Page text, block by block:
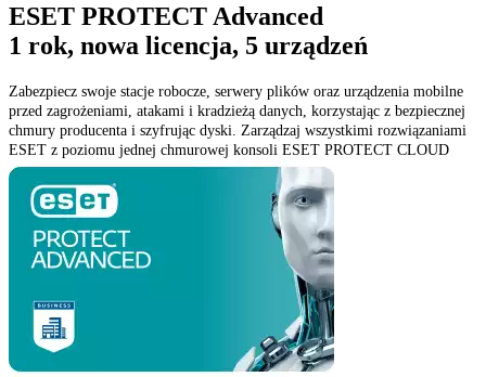
ESET PROTECT Advanced
1 rok, nowa licencja, 5 urządzeń
Zabezpiecz swoje stacje robocze, serwery plików oraz urządzenia mobilne
przed zagrożeniami, atakami i kradzieżą danych, korzystając z bezpiecznej
chmury producenta i szyfrując dyski. Zarządzaj wszystkimi rozwiązaniami
ESET z poziomu jednej chmurowej konsoli ESET PROTECT CLOUD